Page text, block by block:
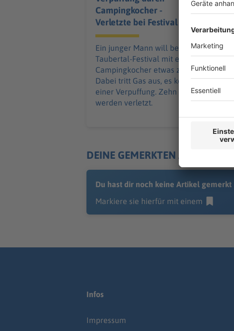
Campingkocher -
Verletzte bei Festival
Ein junger Mann will beim
Taubertal-Festival mit einem
Campingkocher etwas zubereiten.
Dabei tritt Gas aus, es kommt zu
einer Verpuffung. Zehn Menschen
werden verletzt.
DEINE GEMERKTEN ARTIKEL
Du hast dir noch keine Artikel gemerkt
Markiere sie hierfür mit einem
Infos
Impressum